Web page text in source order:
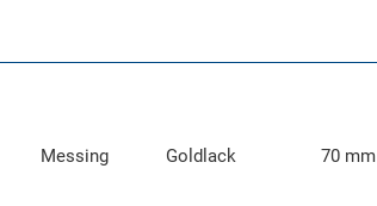
Messing Goldlack 70 mm